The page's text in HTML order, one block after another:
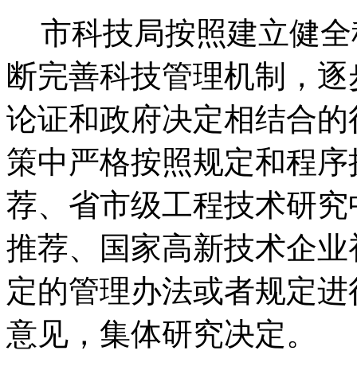
市科技局按照建立健
断完善科技管理机制，
论证和政府决定相结合
策中严格按照规定和程
荐、省市级工程技术研
推荐、国家高新技术企
定的管理办法或者规定
意见，集体研究决定。